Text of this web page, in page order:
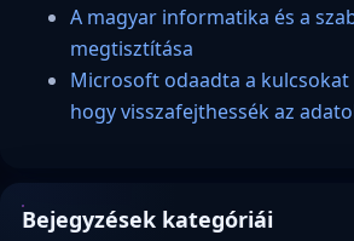
A magyar informatika és a
megtisztítása
Microsoft odaadta a
hogy visszafejthessék az
Bejegyzések kategóriái